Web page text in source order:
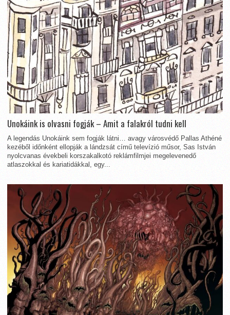
Unokáink is olvasni fogják – Amit a falakról tudni kell
A legendás Unokáink sem fogják látni… avagy városvédő Pallas Athéné
kezéből időnként ellopják a lándzsát című televízió műsor, Sas István
nyolcvanas évekbeli korszakalkotó reklámfilmjei megelevenedő
atlaszokkal és kariatidákkal, egy...